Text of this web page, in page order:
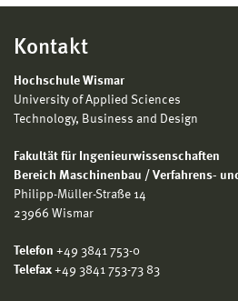
Kontakt
Hochschule Wismar
University of Applied Sciences
Technology, Business and Design
Fakultät für Ingenieurwissenschaften
Bereich Maschinenbau / Verfahrens-
Philipp-Müller-Straße 14
23966 Wismar
Telefon +49 3841 753-0
Telefax +49 3841 753-73 83